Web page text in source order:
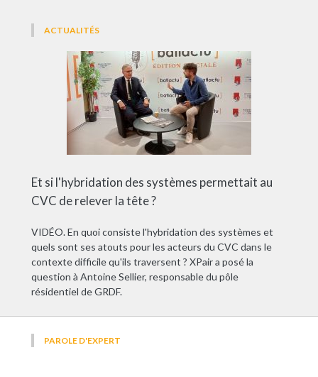
ACTUALITÉS
Et si l'hybridation des systèmes permettait au
CVC de relever la tête ?
VIDÉO. En quoi consiste l'hybridation des systèmes et
quels sont ses atouts pour les acteurs du CVC dans le
contexte difficile qu'ils traversent ? XPair a posé la
question à Antoine Sellier, responsable du pôle
résidentiel de GRDF.
PAROLE D'EXPERT